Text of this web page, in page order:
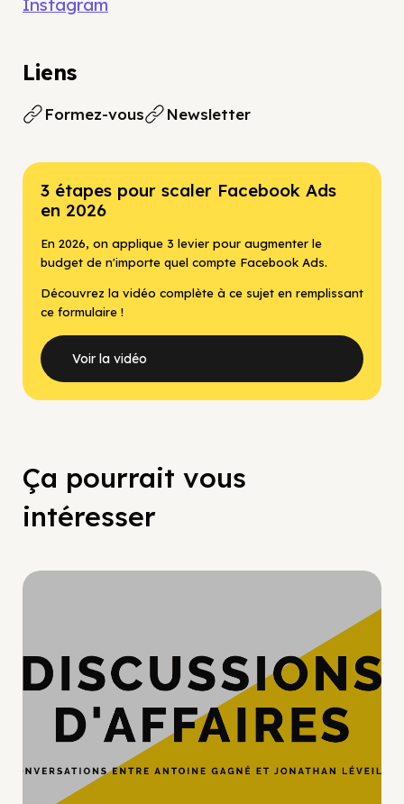
Instagram
Liens
Formez-vous Newsletter
3 étapes pour scaler Facebook Ads
en 2026
En 2026, on applique 3 levier pour augmenter le
budget de n'importe quel compte Facebook Ads.
Découvrez la vidéo complète à ce sujet en remplissant
ce formulaire !
Voir la vidéo
Ça pourrait vous
intéresser